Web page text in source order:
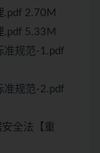
.pdf 2.70M
.pdf 5.33M
准规范-1.pdf
准规范-2.pdf
全法【重